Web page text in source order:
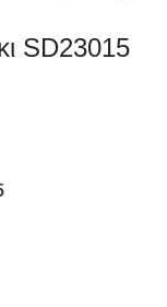
SD23015